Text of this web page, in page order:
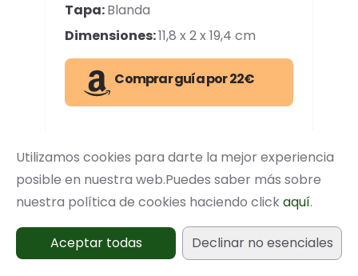
Tapa:Blanda
Dimensiones:11,8 x 2 x 19,4 cm
Comprar guía por 22€
Esta guía nos permite identificar
hasta350 especiesde plantas
medicinales de toda Europa
mediante más de 1500fotos e
ilustracionesde excelente calidad.
Utilizamos cookies para darte la mejor experiencia
posible en nuestra web.Puedes saber más sobre
nuestra política de cookies haciendo clickaquí.
Aceptar todas Declinar no esenciales